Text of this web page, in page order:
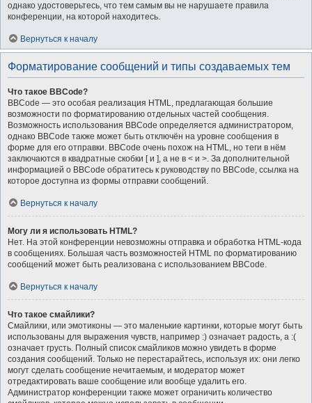
однако удостоверьтесь, что тем самым вы не нарушаете правила
конференции, на которой находитесь.
Вернуться к началу
Форматирование сообщений и типы создаваемых тем
Что такое BBCode?
BBCode — это особая реализация HTML, предлагающая большие
возможности по форматированию отдельных частей сообщения.
Возможность использования BBCode определяется администратором,
однако BBCode также может быть отключён на уровне сообщения в
форме для его отправки. BBCode очень похож на HTML, но теги в нём
заключаются в квадратные скобки [ и ], а не в < и >. За дополнительной
информацией о BBCode обратитесь к руководству по BBCode, ссылка на
которое доступна из формы отправки сообщений.
Вернуться к началу
Могу ли я использовать HTML?
Нет. На этой конференции невозможны отправка и обработка HTML-кода
в сообщениях. Большая часть возможностей HTML по форматированию
сообщений может быть реализована с использованием BBCode.
Вернуться к началу
Что такое смайлики?
Смайлики, или эмотиконы — это маленькие картинки, которые могут быть
использованы для выражения чувств, например :) означает радость, а :(
означает грусть. Полный список смайликов можно увидеть в форме
создания сообщений. Только не перестарайтесь, используя их: они легко
могут сделать сообщение нечитаемым, и модератор может
отредактировать ваше сообщение или вообще удалить его.
Администратор конференции также может ограничить количество